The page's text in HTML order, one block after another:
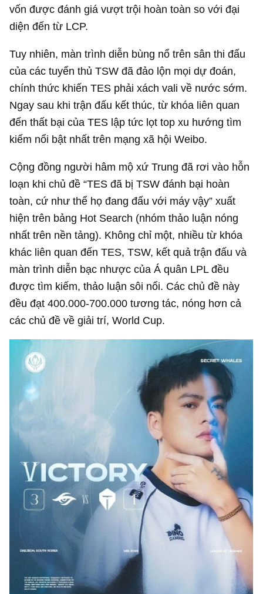
vốn được đánh giá vượt trội hoàn toàn so với đại
diện đến từ LCP.
Tuy nhiên, màn trình diễn bùng nổ trên sân thi đấu
của các tuyển thủ TSW đã đảo lộn mọi dự đoán,
chính thức khiến TES phải xách vali về nước sớm.
Ngay sau khi trận đấu kết thúc, từ khóa liên quan
đến thất bại của TES lập tức lọt top xu hướng tìm
kiếm nổi bật nhất trên mạng xã hội Weibo.
Cộng đồng người hâm mộ xứ Trung đã rơi vào hỗn
loạn khi chủ đề “TES đã bị TSW đánh bại hoàn
toàn, cứ như thể họ đang đấu với máy vậy” xuất
hiện trên bảng Hot Search (nhóm thảo luận nóng
nhất trên nền tảng). Không chỉ một, nhiều từ khóa
khác liên quan đến TES, TSW, kết quả trận đấu và
màn trình diễn bạc nhược của Á quân LPL đều
được tìm kiếm, thảo luận sôi nổi. Các chủ đề này
đều đạt 400.000-700.000 tương tác, nóng hơn cả
các chủ đề về giải trí, World Cup.